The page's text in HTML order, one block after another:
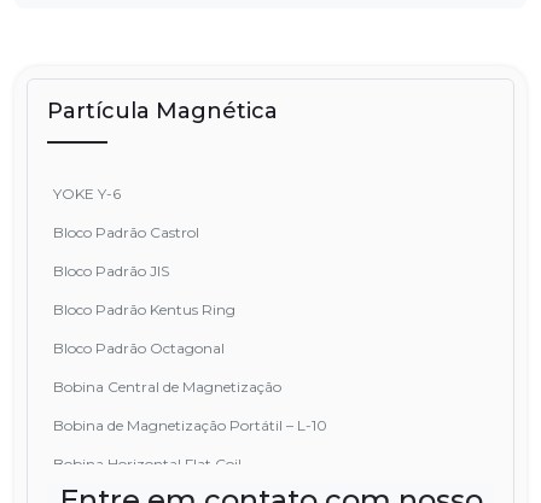
Partícula Magnética
YOKE Y-6
Bloco Padrão Castrol
Bloco Padrão JIS
Bloco Padrão Kentus Ring
Bloco Padrão Octagonal
Bobina Central de Magnetização
Bobina de Magnetização Portátil – L-10
Bobina Horizontal Flat Coil